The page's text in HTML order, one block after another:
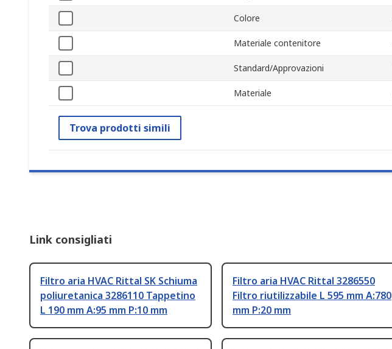
Colore
Materiale contenitore
Standard/Approvazioni
Materiale
Trova prodotti simili
Link consigliati
Filtro aria HVAC Rittal SK Schiuma
poliuretanica 3286110 Tappetino
L 190 mm A:95 mm P:10 mm
Filtro aria HVAC Rittal 3286550
Filtro riutilizzabile L 595 mm A:780
mm P:20 mm